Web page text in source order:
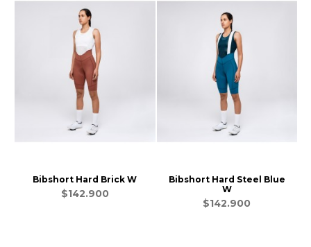
Bibshort Hard Brick W
$142.900
Bibshort Hard Steel Blue
W
$142.900